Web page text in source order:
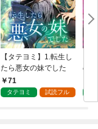
【タテヨミ】1.転生し
たら悪女の妹でした
71
タテヨミ 試読フル
の